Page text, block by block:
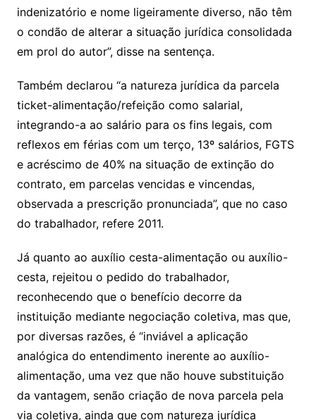
indenizatório e nome ligeiramente diverso, não têm
o condão de alterar a situação jurídica consolidada
em prol do autor”, disse na sentença.
Também declarou “a natureza jurídica da parcela
ticket-alimentação/refeição como salarial,
integrando-a ao salário para os fins legais, com
reflexos em férias com um terço, 13º salários, FGTS
e acréscimo de 40% na situação de extinção do
contrato, em parcelas vencidas e vincendas,
observada a prescrição pronunciada”, que no caso
do trabalhador, refere 2011.
Já quanto ao auxílio cesta-alimentação ou auxílio-
cesta, rejeitou o pedido do trabalhador,
reconhecendo que o benefício decorre da
instituição mediante negociação coletiva, mas que,
por diversas razões, é “inviável a aplicação
analógica do entendimento inerente ao auxílio-
alimentação, uma vez que não houve substituição
da vantagem, senão criação de nova parcela pela
via coletiva, ainda que com natureza jurídica